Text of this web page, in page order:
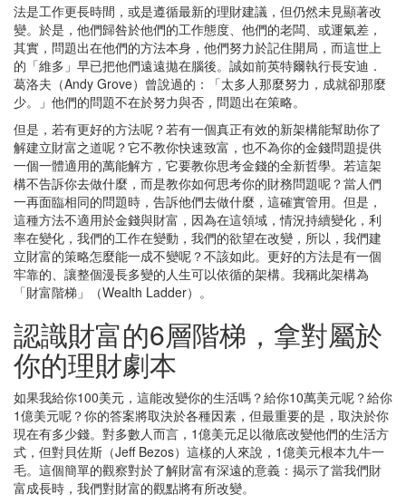
法是工作更長時間，或是遵循最新的理財建議，但仍然未見顯著改
變。於是，他們歸咎於他們的工作態度、他們的老闆、或運氣差，
其實，問題出在他們的方法本身，他們努力於記住開局，而這世上
的「維多」早已把他們遠遠拋在腦後。誠如前英特爾執行長安迪．
葛洛夫（Andy Grove）曾說過的：「太多人那麼努力，成就卻那麼
少。」他們的問題不在於努力與否，問題出在策略。
但是，若有更好的方法呢？若有一個真正有效的新架構能幫助你了
解建立財富之道呢？它不教你快速致富，也不為你的金錢問題提供
一個一體適用的萬能解方，它要教你思考金錢的全新哲學。若這架
構不告訴你去做什麼，而是教你如何思考你的財務問題呢？當人們
一再面臨相同的問題時，告訴他們去做什麼，這確實管用。但是，
這種方法不適用於金錢與財富，因為在這領域，情況持續變化，利
率在變化，我們的工作在變動，我們的欲望在改變，所以，我們建
立財富的策略怎麼能一成不變呢？不該如此。更好的方法是有一個
牢靠的、讓整個漫長多變的人生可以依循的架構。我稱此架構為
「財富階梯」（Wealth Ladder）。
認識財富的6層階梯，拿對屬於
你的理財劇本
如果我給你100美元，這能改變你的生活嗎？給你10萬美元呢？給你
1億美元呢？你的答案將取決於各種因素，但最重要的是，取決於你
現在有多少錢。對多數人而言，1億美元足以徹底改變他們的生活方
式，但對貝佐斯（Jeff Bezos）這樣的人來說，1億美元根本九牛一
毛。這個簡單的觀察對於了解財富有深遠的意義：揭示了當我們財
富成長時，我們對財富的觀點將有所改變。